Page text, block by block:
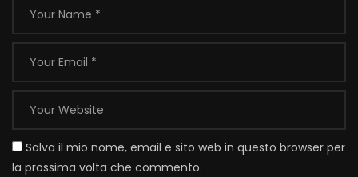
Salva il mio nome, email e sito web in questo browser per
la prossima volta che commento.